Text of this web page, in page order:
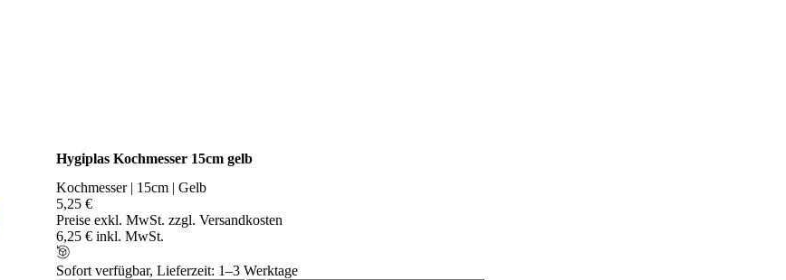
Hygiplas Kochmesser 15cm gelb
Kochmesser | 15cm | Gelb
5,25 €
Preise exkl. MwSt. zzgl. Versandkosten
6,25 € inkl. MwSt.
Sofort verfügbar, Lieferzeit: 1–3 Werktage